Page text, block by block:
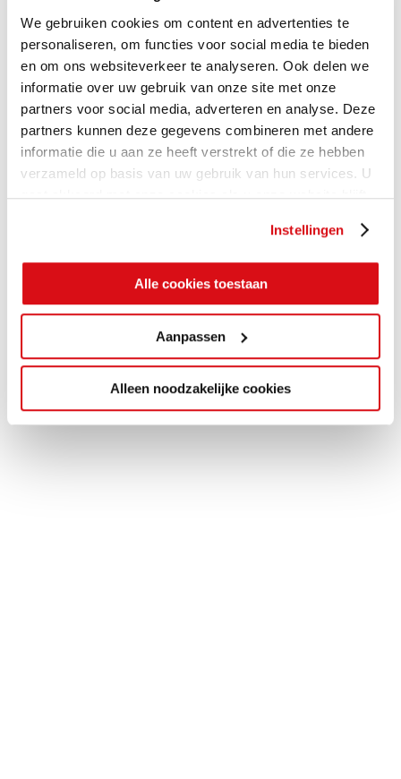
We gebruiken cookies om content en advertenties te
personaliseren, om functies voor social media te bieden
en om ons websiteverkeer te analyseren. Ook delen we
informatie over uw gebruik van onze site met onze
partners voor social media, adverteren en analyse. Deze
partners kunnen deze gegevens combineren met andere
informatie die u aan ze heeft verstrekt of die ze hebben
verzameld op basis van uw gebruik van hun services. U
gaat akkoord met onze cookies als u onze website blijft
Instellingen
Alle cookies toestaan
Aanpassen
Alleen noodzakelijke cookies